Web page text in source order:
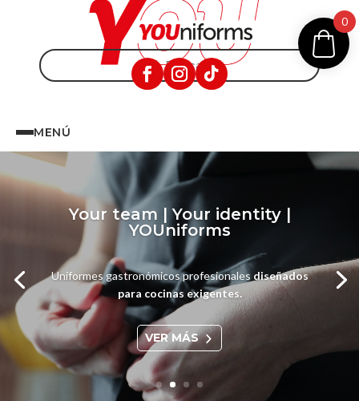
MENÚ
Reproductor
de
vídeo
Your team | Your identity |
YOUniforms
Uniformes gastronómicos profesionales diseñados
para cocinas exigentes.
VER MÁS
0